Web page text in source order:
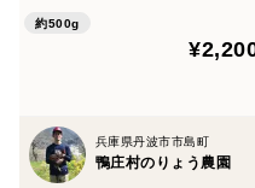
約500g
兵庫県丹波市市島町
鴨庄村のりょう農園